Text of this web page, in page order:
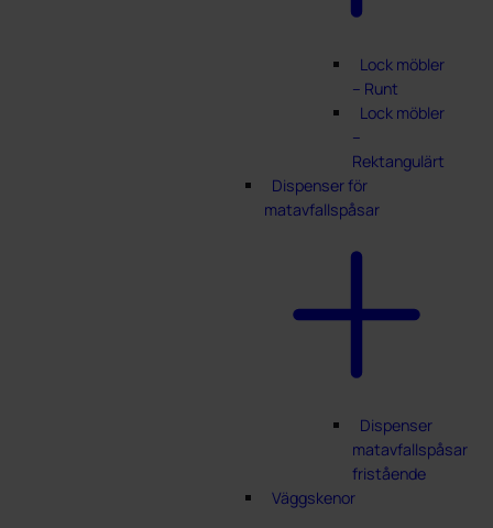
Lock möbler
– Runt
Lock möbler
–
Rektangulärt
Dispenser för
matavfallspåsar
Dispenser
matavfallspåsar
fristående
Väggskenor